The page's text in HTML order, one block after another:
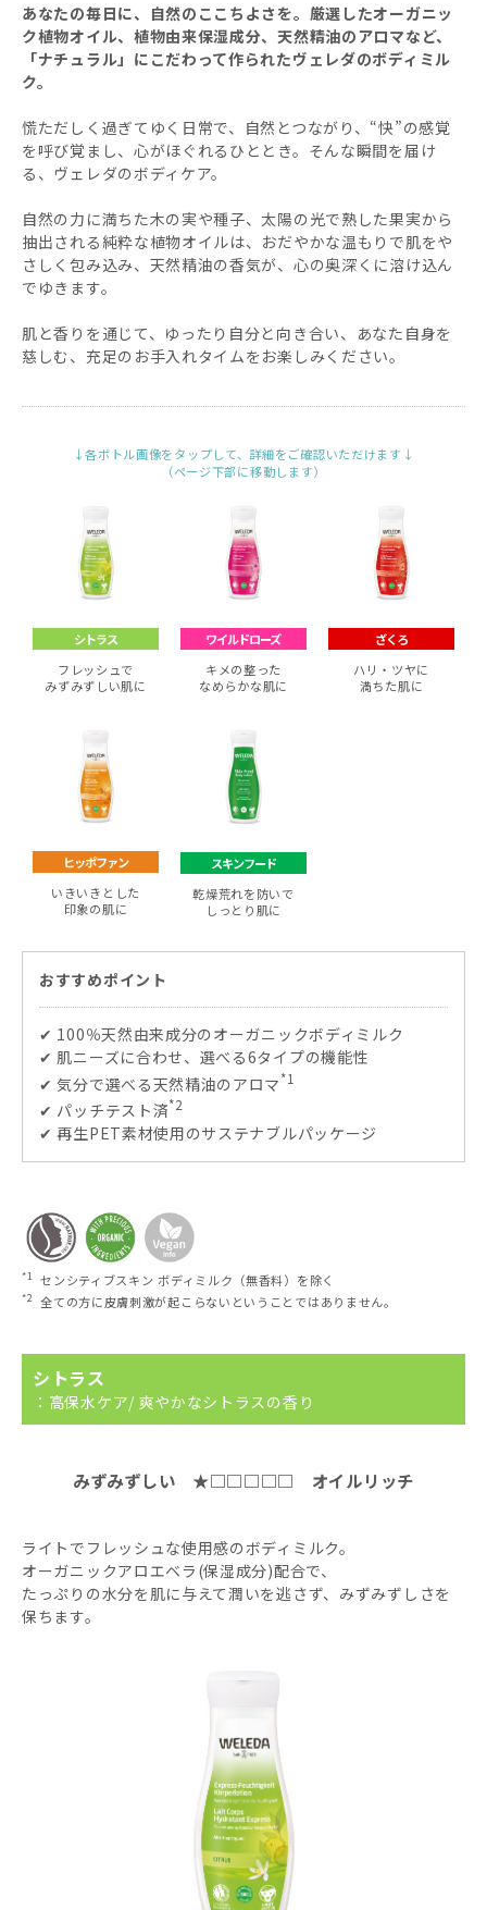
あなたの毎日に、自然のここちよさを。厳選したオーガニッ
ク植物オイル、植物由来保湿成分、天然精油のアロマなど、
「ナチュラル」にこだわって作られたヴェレダのボディミル
ク。
慌ただしく過ぎてゆく日常で、自然とつながり、“快”の感覚
を呼び覚まし、心がほぐれるひととき。そんな瞬間を届け
る、ヴェレダのボディケア。
自然の力に満ちた木の実や種子、太陽の光で熟した果実から
抽出される純粋な植物オイルは、おだやかな温もりで肌をや
さしく包み込み、天然精油の香気が、心の奥深くに溶け込ん
でゆきます。
肌と香りを通じて、ゆったり自分と向き合い、あなた自身を
慈しむ、充足のお手入れタイムをお楽しみください。
↓各ボトル画像をタップして、詳細をご確認いただけます↓
（ページ下部に移動します）
シトラス
フレッシュで
みずみずしい肌に
ワイルドローズ
キメの整った
なめらかな肌に
ざくろ
ハリ・ツヤに
満ちた肌に
ヒッポファン
いきいきとした
印象の肌に
スキンフード
乾燥荒れを防いで
しっとり肌に
おすすめポイント
✔ 100％天然由来成分のオーガニックボディミルク
✔ 肌ニーズに合わせ、選べる6タイプの機能性
✔ 気分で選べる天然精油のアロマ*1
✔ パッチテスト済*2
✔ 再生PET素材使用のサステナブルパッケージ
*1 センシティブスキン ボディミルク（無香料）を除く
*2 全ての方に皮膚刺激が起こらないということではありません。
シトラス
：高保水ケア/ 爽やかなシトラスの香り
みずみずしい ★□□□□□ オイルリッチ
ライトでフレッシュな使用感のボディミルク。
オーガニックアロエベラ(保湿成分)配合で、
たっぷりの水分を肌に与えて潤いを逃さず、みずみずしさを
保ちます。